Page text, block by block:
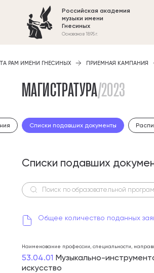
Российская академия
музыки имени
Гнесиных
Основана в 1895 г.
РАМ ИМЕНИ ГНЕСИНЫХ ПРИЕМНАЯ КАМПАНИЯ
МАГИСТРАТУРА/2023
Списки подавших документы
Списки подавших
Поиск по образовательной
Общее количество поданных
Наименование профессии, специальности,
53.04.01 Музыкально-
искусство